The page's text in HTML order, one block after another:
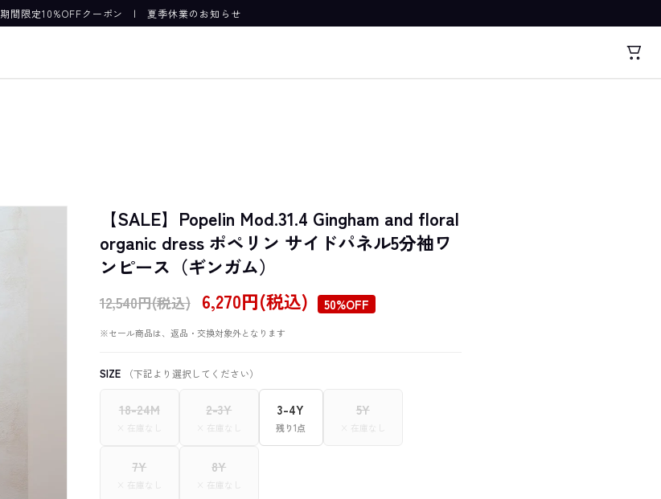
期間限定10%OFFクーポン |夏季休業のお知らせ
【SALE】Popelin Mod.31.4 Gingham and floral
organic dress ポペリン サイドパネル5分袖ワ
ンピース（ギンガム）
12,540円(税込) 6,270円(税込) 50%OFF
※セール商品は、返品・交換対象外となります
SIZE （下記より選択してください）
18-24M
× 在庫なし
2-3Y
× 在庫なし
3-4Y
残り1点
5Y
× 在庫なし
7Y
× 在庫なし
8Y
× 在庫なし